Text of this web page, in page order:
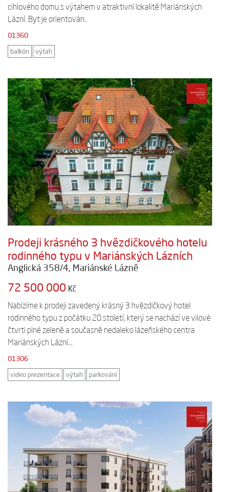
cihlového domu s výtahem v atraktivní lokalitě Mariánských
Lázní. Byt je orientován..
01360
balkón výtah
Prodeji krásného 3 hvězdičkového hotelu
rodinného typu v Mariánských Lázních
Anglická 358/4, Mariánské Lázně
72 500 000 Kč
Nabízíme k prodeji zavedený krásný 3 hvězdičkový hotel
rodinného typu z počátku 20.století, který se nachází ve vilové
čtvrti plné zeleně a současně nedaleko lázeňského centra
Mariánských Lázní...
01306
video prezentace výtah parkování